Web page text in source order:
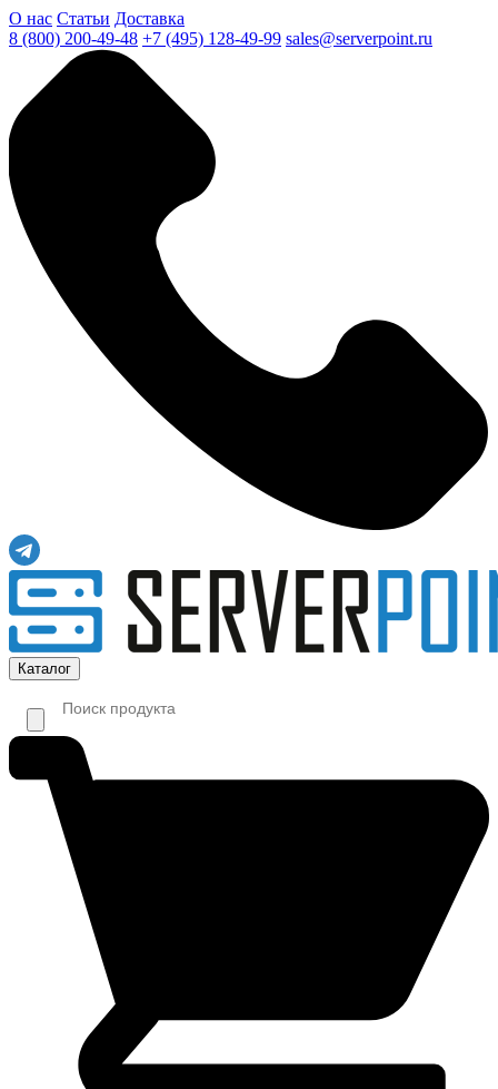
О нас Статьи Доставка
8 (800) 200-49-48 +7 (495) 128-49-99 sales@serverpoint.ru
Каталог